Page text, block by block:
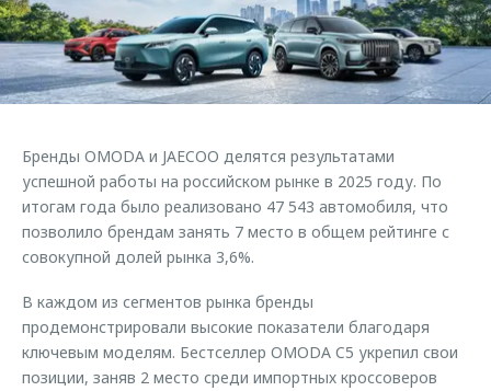
Страхование
Кредитный калькулятор
Аксессуары
Оригинальные аксессуары
Запчасти
Трейд-ин
Клиентская поддержка
O&J Автоклуб
Клуб владельцев OMODA
Аксессуары
Одежда и сувениры
Оригинальные аксессуары
Обратная связь
Бренды OMODA и JAECOO делятся результатами
успешной работы на российском рынке в 2025 году. По
итогам года было реализовано 47 543 автомобиля, что
позволило брендам занять 7 место в общем рейтинге с
совокупной долей рынка 3,6%.
В каждом из сегментов рынка бренды
продемонстрировали высокие показатели благодаря
ключевым моделям. Бестселлер OMODA C5 укрепил свои
позиции, заняв 2 место среди импортных кроссоверов